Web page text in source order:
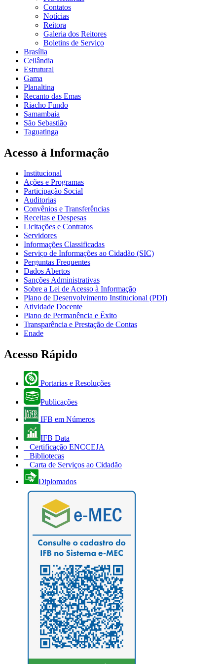
Contatos
Notícias
Reitora
Galeria dos Reitores
Boletins de Serviço
Brasília
Ceilândia
Estrutural
Gama
Planaltina
Recanto das Emas
Riacho Fundo
Samambaia
São Sebastião
Taguatinga
Acesso à Informação
Institucional
Ações e Programas
Participação Social
Auditorias
Convênios e Transferências
Receitas e Despesas
Licitações e Contratos
Servidores
Informações Classificadas
Serviço de Informações ao Cidadão (SIC)
Perguntas Frequentes
Dados Abertos
Sanções Administrativas
Sobre a Lei de Acesso à Informação
Plano de Desenvolvimento Institucional (PDI)
Atividade Docente
Plano de Permanência e Êxito
Transparência e Prestação de Contas
Enade
Acesso Rápido
Portarias e Resoluções
Publicações
IFB em Números
IFB Data
Certificação ENCCEJA
Bibliotecas
Carta de Serviços ao Cidadão
Diplomados